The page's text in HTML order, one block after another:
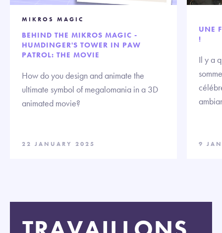
MIKROS MAGIC
BEHIND THE MIKROS MAGIC -
HUMDINGER'S TOWER IN PAW
PATROL: THE MOVIE
How do you design and animate the
ultimate symbol of megalomania in a 3D
animated movie?
22 JANUARY 2025
UNE
!
Il y a
9